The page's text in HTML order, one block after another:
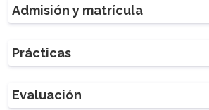
Admisión y matrícula
Prácticas
Evaluación